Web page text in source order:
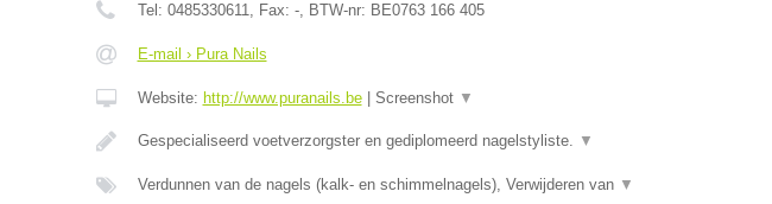
Tel: 0485330611, Fax: -, BTW-nr: BE0763 166 405
E-mail › Pura Nails
Website: http://www.puranails.be| Screenshot ▼
Gespecialiseerd voetverzorgster en gediplomeerd nagelstyliste. ▼
Verdunnen van de nagels (kalk- en schimmelnagels), Verwijderen van ▼